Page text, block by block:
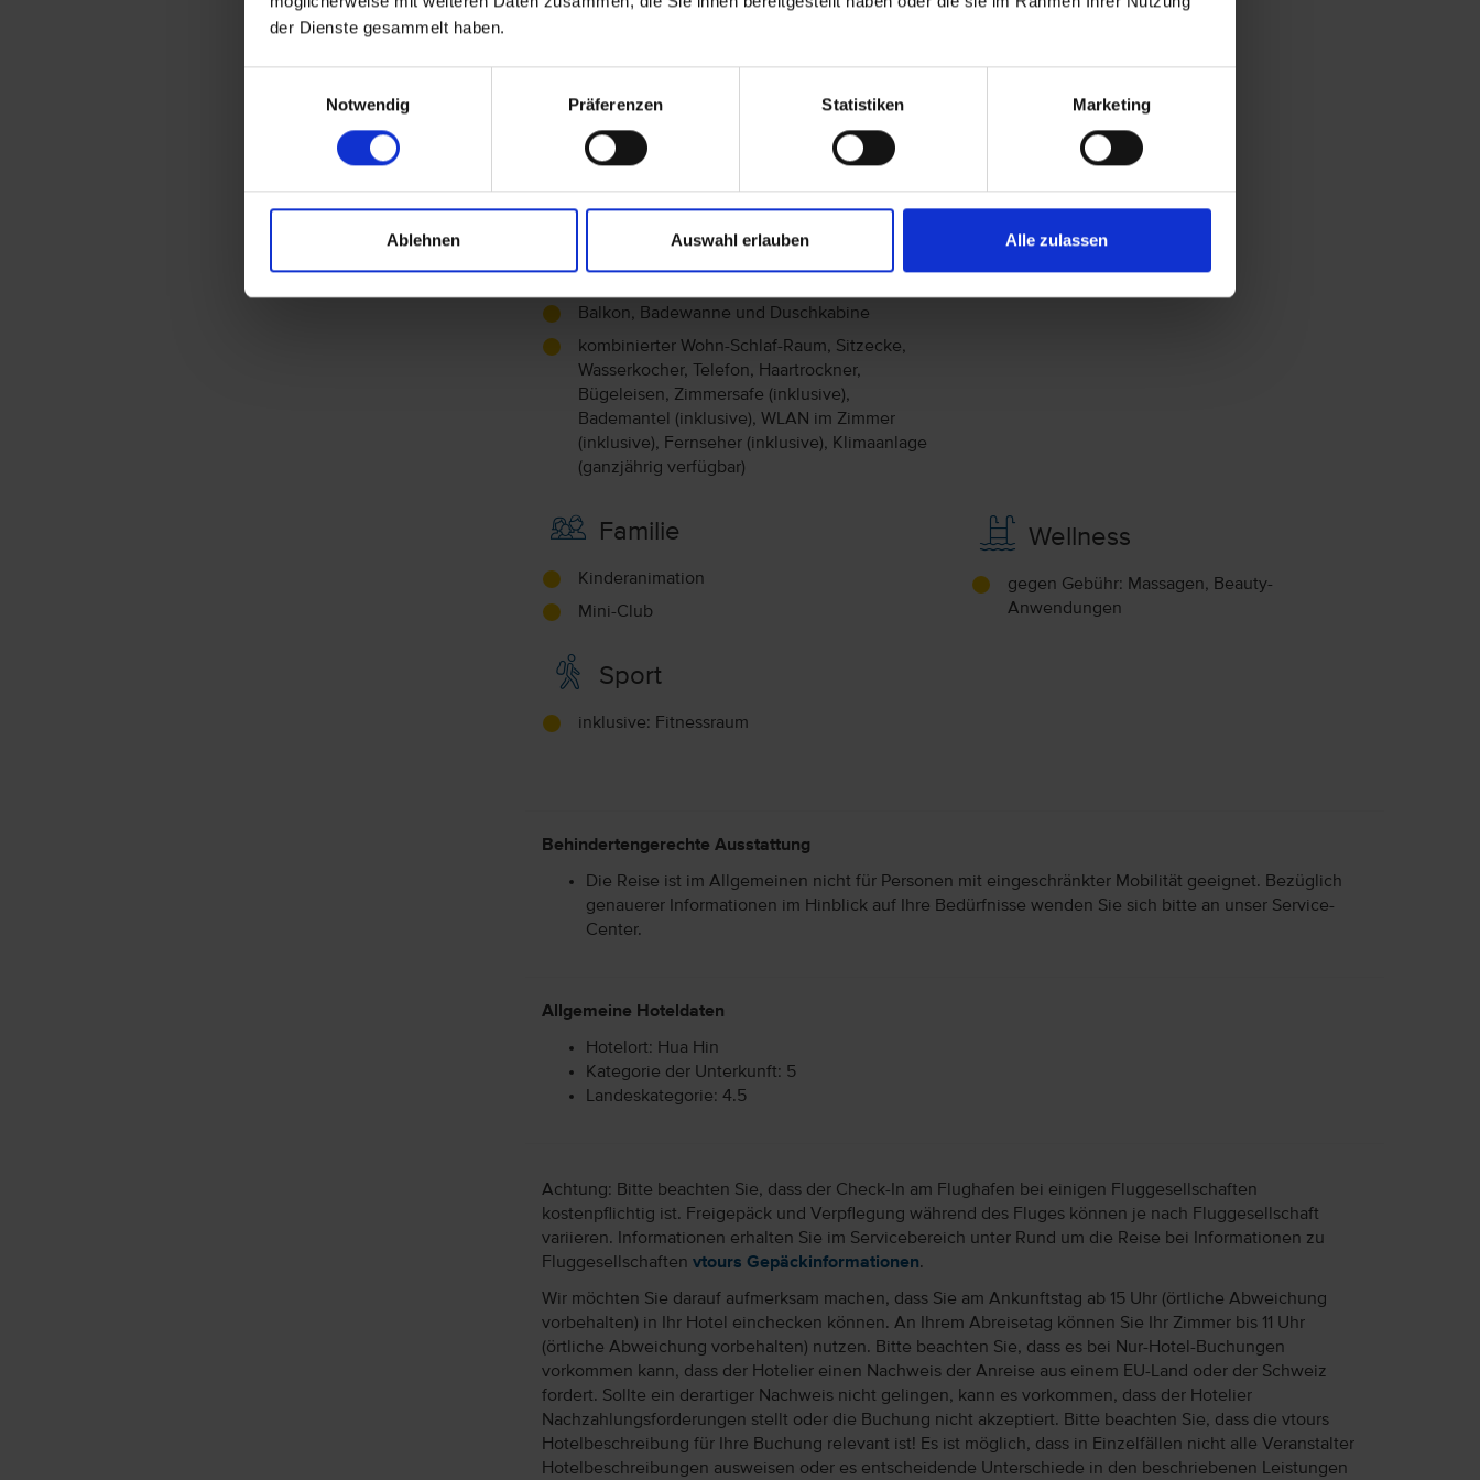
der Dienste gesammelt haben.
Notwendig
Präferenzen Statistiken Marketing
Ablehnen Auswahl erlauben Alle zulassen
(Gegen Gebühr), Zimmersafe (inklusive),
(inklusive), Fernseher (inklusive), Klimaanlage
(inklusive, ganzjährig verfügbar)
Deluxe Room (DR)
Balkon, Badewanne und Duschkabine
kombinierter Wohn-Schlaf-Raum, Sitzecke,
Wasserkocher, Telefon, Haartrockner,
Bügeleisen, Zimmersafe (inklusive),
Bademantel (inklusive), WLAN im Zimmer
(inklusive), Fernseher (inklusive), Klimaanlage
(ganzjährig verfügbar)
Familie
Kinderanimation
Mini-Club
Wellness
gegen Gebühr: Massagen, Beauty-
Anwendungen
Sport
inklusive: Fitnessraum
Behindertengerechte Ausstattung
Die Reise ist im Allgemeinen nicht für Personen mit eingeschränkter Mobilität geeignet. Bezüglich
genauerer Informationen im Hinblick auf Ihre Bedürfnisse wenden Sie sich bitte an unser Service-
Center.
Allgemeine Hoteldaten
Hotelort: Hua Hin
Kategorie der Unterkunft: 5
Landeskategorie: 4.5
Achtung: Bitte beachten Sie, dass der Check-In am Flughafen bei einigen Fluggesellschaften
kostenpflichtig ist. Freigepäck und Verpflegung während des Fluges können je nach Fluggesellschaft
variieren. Informationen erhalten Sie im Servicebereich unter Rund um die Reise bei Informationen zu
Fluggesellschaften vtours Gepäckinformationen.
Wir möchten Sie darauf aufmerksam machen, dass Sie am Ankunftstag ab 15 Uhr (örtliche Abweichung
vorbehalten) in Ihr Hotel einchecken können. An Ihrem Abreisetag können Sie Ihr Zimmer bis 11 Uhr
(örtliche Abweichung vorbehalten) nutzen. Bitte beachten Sie, dass es bei Nur-Hotel-Buchungen
vorkommen kann, dass der Hotelier einen Nachweis der Anreise aus einem EU-Land oder der Schweiz
fordert. Sollte ein derartiger Nachweis nicht gelingen, kann es vorkommen, dass der Hotelier
Nachzahlungsforderungen stellt oder die Buchung nicht akzeptiert. Bitte beachten Sie, dass die vtours
Hotelbeschreibung für Ihre Buchung relevant ist! Es ist möglich, dass in Einzelfällen nicht alle Veranstalter
Hotelbeschreibungen ausweisen oder es entscheidende Unterschiede in den beschriebenen Leistungen